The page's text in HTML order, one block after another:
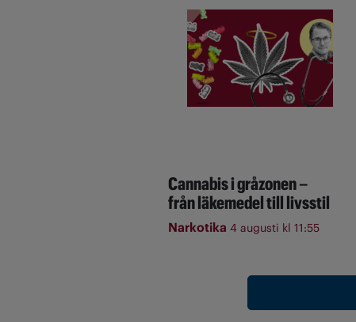
Cannabis i gråzonen –
från läkemedel till livsstil
Narkotika 4 augusti kl 11:55